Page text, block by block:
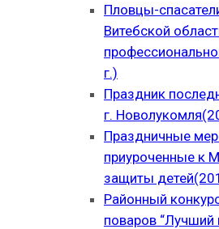
Пловцы-
Витебской
г.)
Праздник
г.
Праздничные
приуроченные к
защиты
Районный
поваров